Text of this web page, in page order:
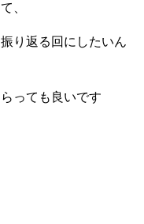
、
る回にしたいん
ても良いです